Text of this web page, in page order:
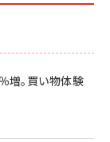
増。買い物体験